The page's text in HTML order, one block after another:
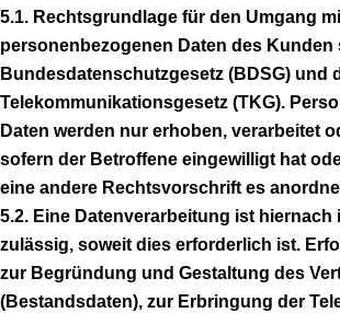
5.1. Rechtsgrundlage für den Umgang
personenbezogenen Daten des Kunden
Bundesdatenschutzgesetz (BDSG) und
Telekommunikationsgesetz (TKG).
Daten werden nur erhoben, verarbeitet
sofern der Betroffene eingewilligt hat
eine andere Rechtsvorschrift es
5.2. Eine Datenverarbeitung ist hiernach
zulässig, soweit dies erforderlich ist.
zur Begründung und Gestaltung des
(Bestandsdaten), zur Erbringung der